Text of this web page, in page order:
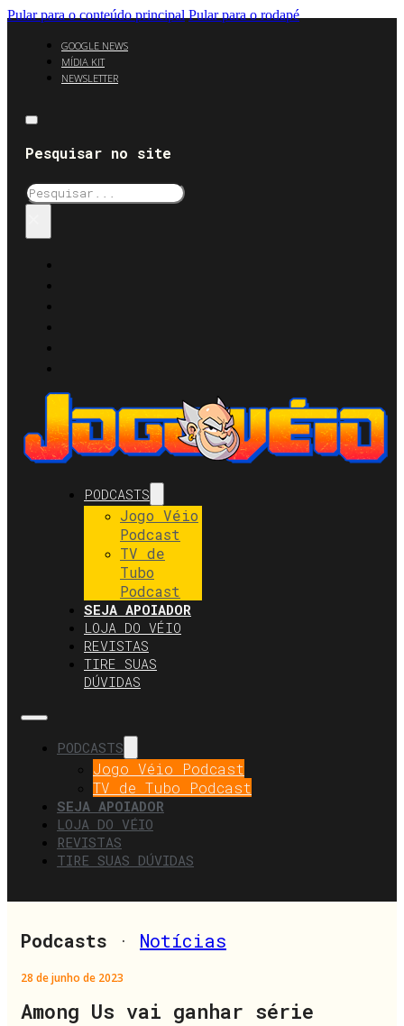
Pular para o conteúdo principal Pular para o rodapé
GOOGLE NEWS
MÍDIA KIT
NEWSLETTER
Pesquisar no site
Pesquisar
PODCASTS
Jogo Véio
Podcast
TV de
Tubo
Podcast
SEJA APOIADOR
LOJA DO VÉIO
REVISTAS
TIRE SUAS
DÚVIDAS
PODCASTS
Jogo Véio Podcast
TV de Tubo Podcast
SEJA APOIADOR
LOJA DO VÉIO
REVISTAS
TIRE SUAS DÚVIDAS
Podcasts · Notícias
28 de junho de 2023
Among Us vai ganhar série